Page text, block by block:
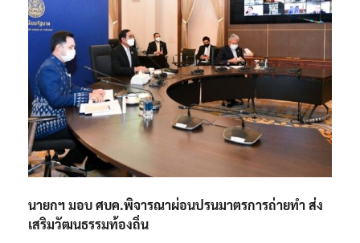
นายกฯ มอบ ศบค.พิจารณาผ่อนปรนมาตรการถ่ายทำ ส่ง
เสริมวัฒนธรรมท้องถิ่น